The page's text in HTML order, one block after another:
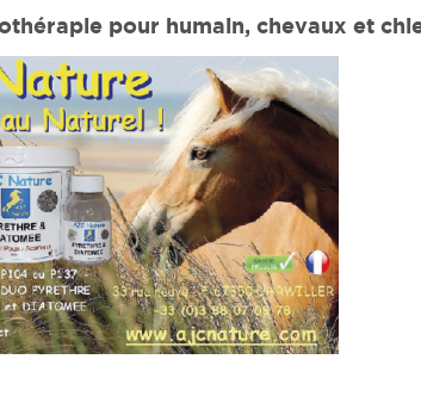
pour humain, chevaux et